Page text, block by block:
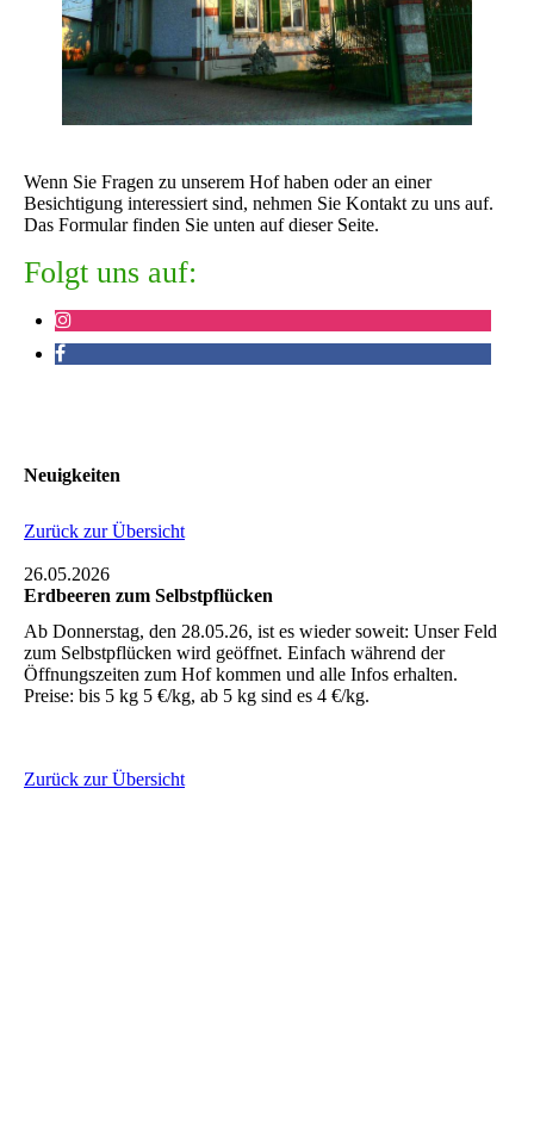
Wenn Sie Fragen zu unserem Hof haben oder an einer
Besichtigung interessiert sind, nehmen Sie Kontakt zu uns auf.
Das Formular finden Sie unten auf dieser Seite.
Folgt uns auf:
Neuigkeiten
Zurück zur Übersicht
26.05.2026
Erdbeeren zum Selbstpflücken
Ab Donnerstag, den 28.05.26, ist es wieder soweit: Unser Feld
zum Selbstpflücken wird geöffnet. Einfach während der
Öffnungszeiten zum Hof kommen und alle Infos erhalten.
Preise: bis 5 kg 5 €/kg, ab 5 kg sind es 4 €/kg.
Zurück zur Übersicht